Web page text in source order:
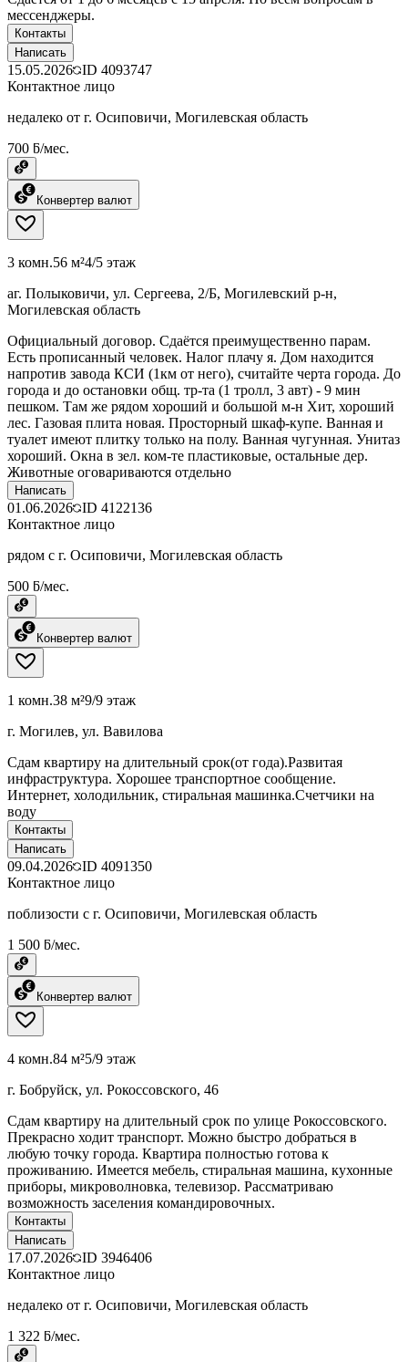
мессенджеры.
Контакты
Написать
15.05.2026 ID 4093747
Контактное лицо
недалеко от г. Осиповичи, Могилевская область
700 ƃ/мес.
Конвертер валют
3 комн.56 м²4/5 этаж
аг. Полыковичи, ул. Сергеева, 2/Б, Могилевский р-н,
Могилевская область
Официальный договор. Сдаётся преимущественно парам.
Есть прописанный человек. Налог плачу я. Дом находится
напротив завода КСИ (1км от него), считайте черта города. До
города и до остановки общ. тр-та (1 тролл, 3 авт) - 9 мин
пешком. Там же рядом хороший и большой м-н Хит, хороший
лес. Газовая плита новая. Просторный шкаф-купе. Ванная и
туалет имеют плитку только на полу. Ванная чугунная. Унитаз
хороший. Окна в зел. ком-те пластиковые, остальные дер.
Животные оговариваются отдельно
Написать
01.06.2026 ID 4122136
Контактное лицо
рядом с г. Осиповичи, Могилевская область
500 ƃ/мес.
Конвертер валют
1 комн.38 м²9/9 этаж
г. Могилев, ул. Вавилова
Сдам квартиру на длительный срок(от года).Развитая
инфраструктура. Хорошее транспортное сообщение.
Интернет, холодильник, стиральная машинка.Счетчики на
воду
Контакты
Написать
09.04.2026 ID 4091350
Контактное лицо
поблизости с г. Осиповичи, Могилевская область
1 500 ƃ/мес.
Конвертер валют
4 комн.84 м²5/9 этаж
г. Бобруйск, ул. Рокоссовского, 46
Сдам квартиру на длительный срок по улице Рокоссовского.
Прекрасно ходит транспорт. Можно быстро добраться в
любую точку города. Квартира полностью готова к
проживанию. Имеется мебель, стиральная машина, кухонные
приборы, микроволновка, телевизор. Рассматриваю
возможность заселения командировочных.
Контакты
Написать
17.07.2026 ID 3946406
Контактное лицо
недалеко от г. Осиповичи, Могилевская область
1 322 ƃ/мес.